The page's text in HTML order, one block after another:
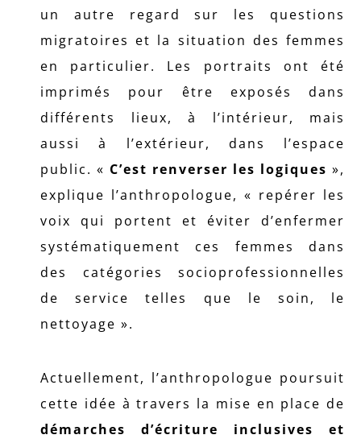
un autre regard sur les questions
migratoires et la situation des femmes
en particulier. Les portraits ont été
imprimés pour être exposés dans
différents lieux, à l’intérieur, mais
aussi à l’extérieur, dans l’espace
public. « C’est renverser les logiques »,
explique l’anthropologue, « repérer les
voix qui portent et éviter d’enfermer
systématiquement ces femmes dans
des catégories socioprofessionnelles
de service telles que le soin, le
nettoyage ».
Actuellement, l’anthropologue poursuit
cette idée à travers la mise en place de
démarches d’écriture inclusives et